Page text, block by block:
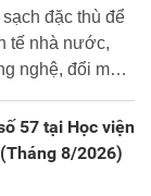
đặc thù để
tế nhà nước,
nghệ, đổi mới
57 tại Học viện
8/2026)